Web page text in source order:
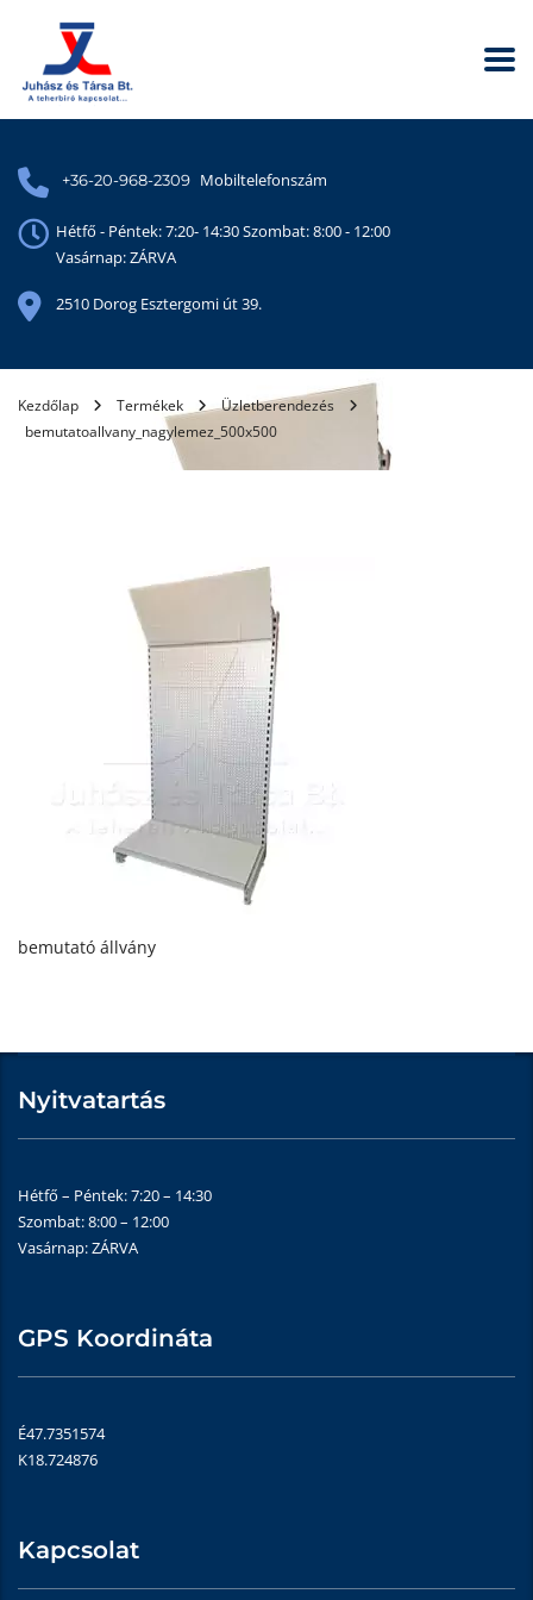
+36-20-968-2309 Mobiltelefonszám
Hétfő - Péntek: 7:20- 14:30 Szombat: 8:00 - 12:00
Vasárnap: ZÁRVA
2510 Dorog Esztergomi út 39.
Kezdőlap Termékek
Üzletberendezés
bemutatoallvany_nagylemez_500x500
bemutató állvány
Nyitvatartás
Hétfő – Péntek: 7:20 – 14:30
Szombat: 8:00 – 12:00
Vasárnap: ZÁRVA
GPS Koordináta
É47.7351574
K18.724876
Kapcsolat